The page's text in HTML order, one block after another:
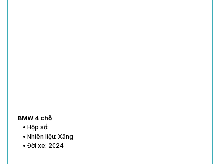
BMW 4 chỗ
• Hộp số:
• Nhiên liệu: Xăng
• Đời xe: 2024